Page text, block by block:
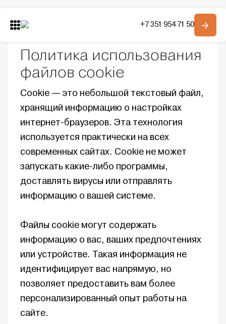
Контакты
Получить консультацию
+7 351 954 71 50
Политика использования файлов cookie
Политика использования
файлов cookie
Cookie — это небольшой текстовый файл,
хранящий информацию о настройках
интернет-браузеров. Эта технология
используется практически на всех
современных сайтах. Cookie не может
запускать какие-либо программы,
доставлять вирусы или отправлять
информацию о вашей системе.
Файлы cookie могут содержать
информацию о вас, ваших предпочтениях
или устройстве. Такая информация не
идентифицирует вас напрямую, но
позволяет предоставить вам более
персонализированный опыт работы на
сайте.